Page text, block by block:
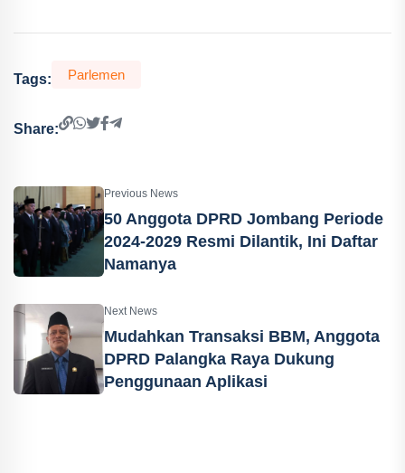
Tags: Parlemen
Share:
Previous News
50 Anggota DPRD Jombang Periode
2024-2029 Resmi Dilantik, Ini Daftar
Namanya
Next News
Mudahkan Transaksi BBM, Anggota
DPRD Palangka Raya Dukung
Penggunaan Aplikasi